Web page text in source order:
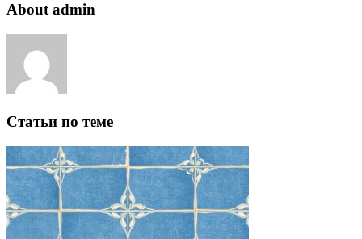
About admin
Статьи по теме